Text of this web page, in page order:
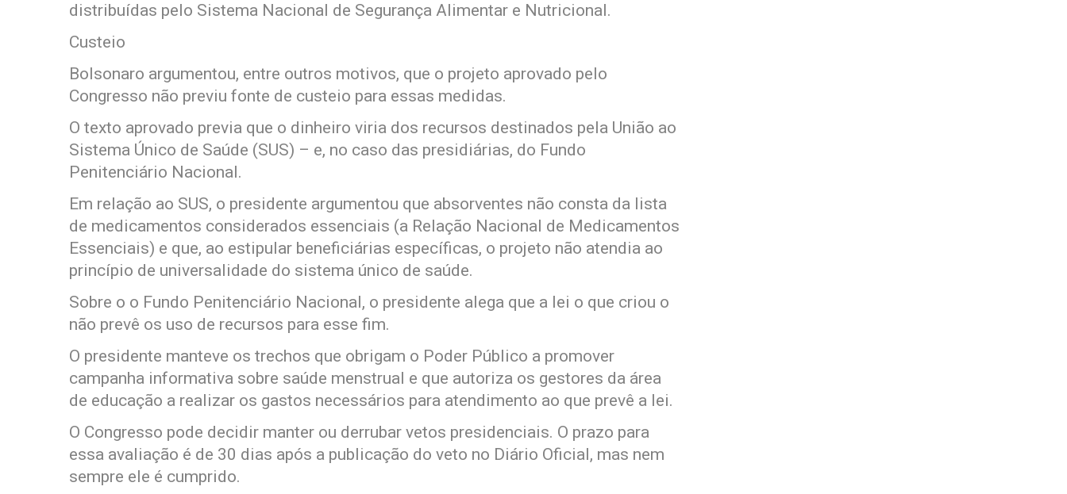
distribuídas pelo Sistema Nacional de Segurança Alimentar e Nutricional.
Custeio
Bolsonaro argumentou, entre outros motivos, que o projeto aprovado pelo
Congresso não previu fonte de custeio para essas medidas.
O texto aprovado previa que o dinheiro viria dos recursos destinados pela União ao
Sistema Único de Saúde (SUS) – e, no caso das presidiárias, do Fundo
Penitenciário Nacional.
Em relação ao SUS, o presidente argumentou que absorventes não consta da lista
de medicamentos considerados essenciais (a Relação Nacional de Medicamentos
Essenciais) e que, ao estipular beneficiárias específicas, o projeto não atendia ao
princípio de universalidade do sistema único de saúde.
Sobre o o Fundo Penitenciário Nacional, o presidente alega que a lei o que criou o
não prevê os uso de recursos para esse fim.
O presidente manteve os trechos que obrigam o Poder Público a promover
campanha informativa sobre saúde menstrual e que autoriza os gestores da área
de educação a realizar os gastos necessários para atendimento ao que prevê a lei.
O Congresso pode decidir manter ou derrubar vetos presidenciais. O prazo para
essa avaliação é de 30 dias após a publicação do veto no Diário Oficial, mas nem
sempre ele é cumprido.